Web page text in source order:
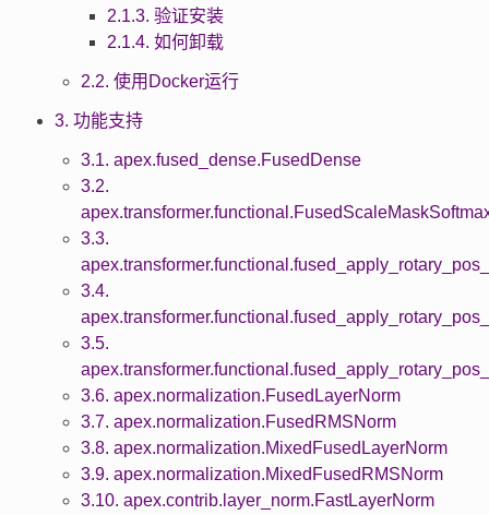
2.1.3. 验证安装
2.1.4. 如何卸载
2.2. 使用Docker运行
3. 功能支持
3.1. apex.fused_dense.FusedDense
3.2.
3.3.
3.4.
3.5.
3.6. apex.normalization.FusedLayerNorm
3.7. apex.normalization.FusedRMSNorm
3.8. apex.normalization.MixedFusedLayerNorm
3.9. apex.normalization.MixedFusedRMSNorm
3.10. apex.contrib.layer_norm.FastLayerNorm